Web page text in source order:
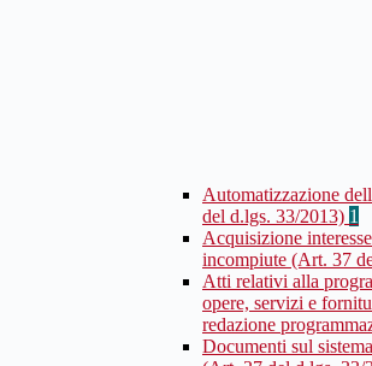
Automatizzazione
del d.lgs. 33/2013) 1
Acquisizione
incompiute (Art. 37
Atti relativi alla
opere, servizi e
redazione
Documenti sul